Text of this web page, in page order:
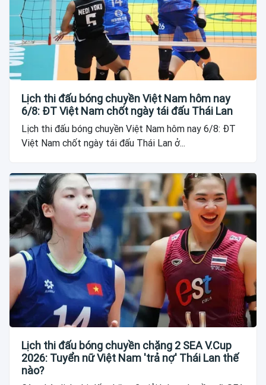
Lịch thi đấu bóng chuyền Việt Nam hôm nay
6/8: ĐT Việt Nam chốt ngày tái đấu Thái Lan
Lịch thi đấu bóng chuyền Việt Nam hôm nay 6/8: ĐT
Việt Nam chốt ngày tái đấu Thái Lan ở...
Lịch thi đấu bóng chuyền chặng 2 SEA V.Cup
2026: Tuyển nữ Việt Nam 'trả nợ' Thái Lan thế
nào?